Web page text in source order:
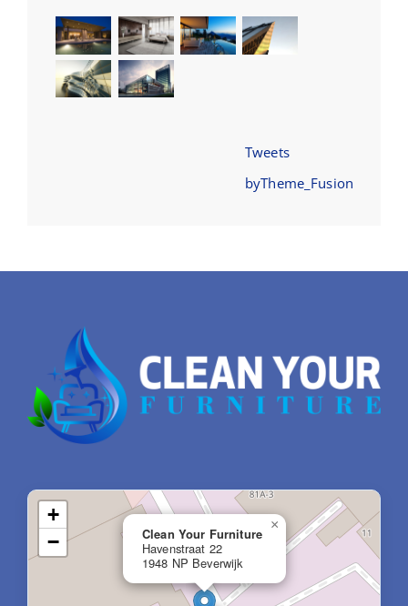
Tweets
byTheme_Fusion
Clean Your Furniture
Havenstraat 22
1948 NP Beverwijk
×
+
−